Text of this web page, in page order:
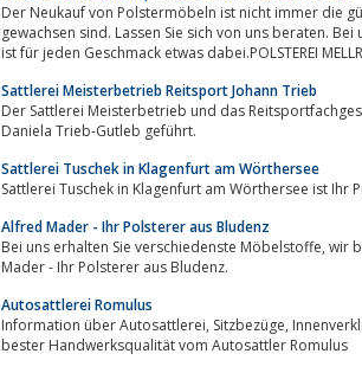
Der Neukauf von Polstermöbeln ist nicht immer die günstigste Wahl! Schon
gewachsen sind. Lassen Sie sich von uns beraten.
ist für jeden Geschmack etwas dabei.POLSTEREI
Sattlerei Meisterbetrieb Reitsport Johann Trieb
Der Sattlerei Meisterbetrieb und das
Daniela Trieb-Gutleb geführt.
Sattlerei Tuschek in Klagenfurt am Wörthersee
Alfred Mader - Ihr Polsterer aus Bludenz
Bei uns erhalten Sie verschiedenste Möbelstoffe, wir beziehen Ihre Polster, sind eine Autosattlerei und vieles mehr. Alfred
Mader - Ihr Polsterer aus Bludenz.
Autosattlerei Romulus
Information über Autosattlerei, Sitzbezüge, Innenverkleidung, Verdecke für Autos, Schiffe, Flugzeuge, Hubschrauber - in
bester Handwerksqualität vom Autosattler Romulus